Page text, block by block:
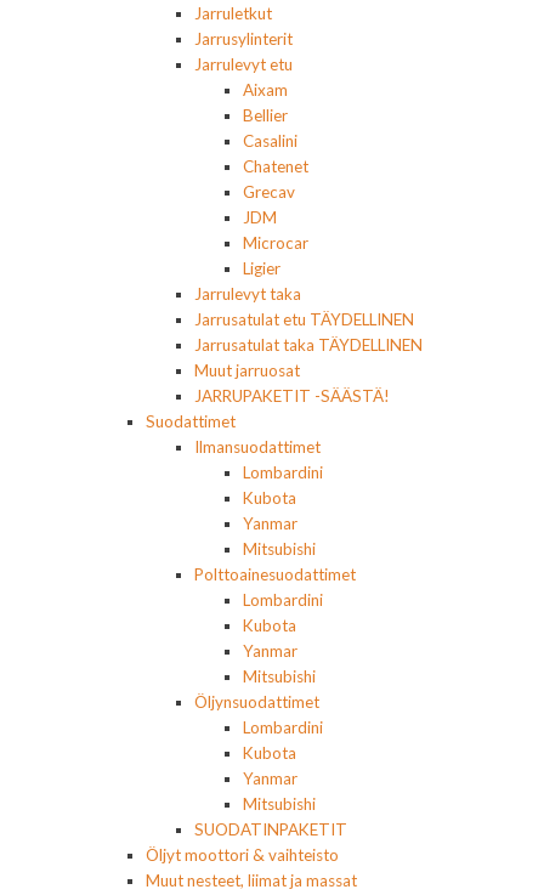
Jarruletkut
Jarrusylinterit
Jarrulevyt etu
Aixam
Bellier
Casalini
Chatenet
Grecav
JDM
Microcar
Ligier
Jarrulevyt taka
Jarrusatulat etu TÄYDELLINEN
Jarrusatulat taka TÄYDELLINEN
Muut jarruosat
JARRUPAKETIT -SÄÄSTÄ!
Suodattimet
Ilmansuodattimet
Lombardini
Kubota
Yanmar
Mitsubishi
Polttoainesuodattimet
Lombardini
Kubota
Yanmar
Mitsubishi
Öljynsuodattimet
Lombardini
Kubota
Yanmar
Mitsubishi
SUODATINPAKETIT
Öljyt moottori & vaihteisto
Muut nesteet, liimat ja massat